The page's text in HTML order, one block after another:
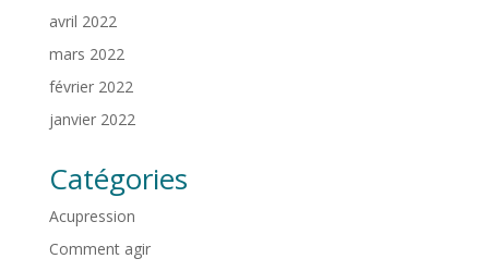
avril 2022
mars 2022
février 2022
janvier 2022
Catégories
Acupression
Comment agir